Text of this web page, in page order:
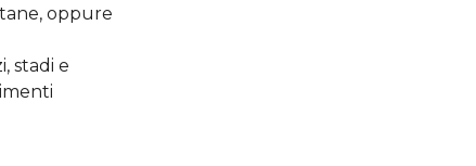
oppure
stadi e